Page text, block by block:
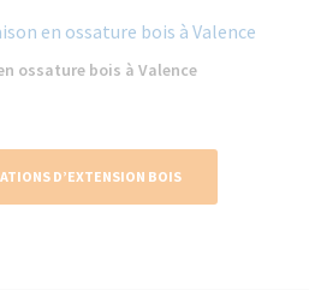
ossature bois à Valence
D’EXTENSION BOIS